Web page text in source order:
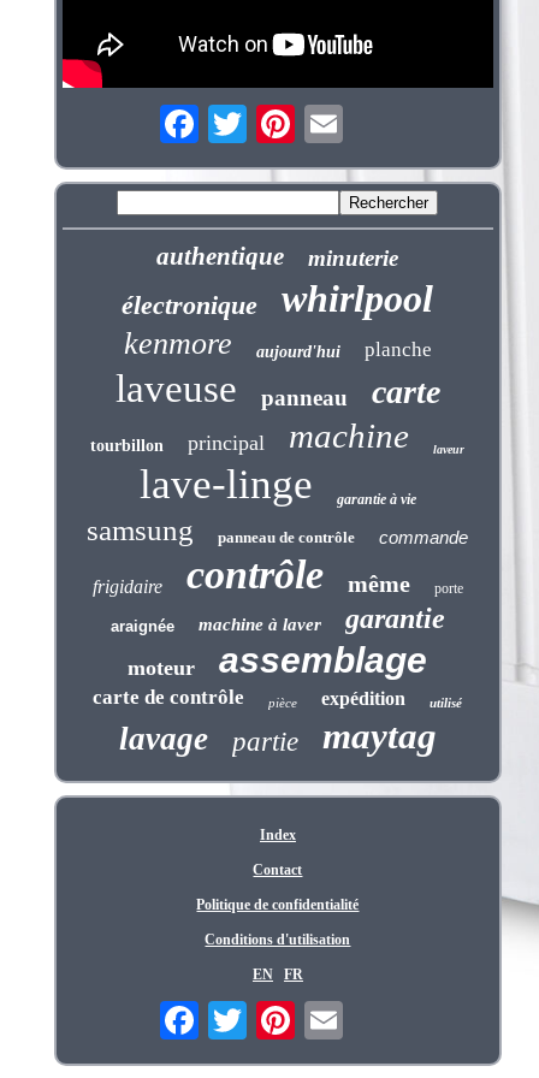
authentique minuterie
électronique whirlpool
kenmore aujourd'hui planche
laveuse panneau carte
tourbillon principal machine laveur
lave-linge garantie à vie
samsung panneau de contrôle commande
frigidaire contrôle même porte
araignée machine à laver garantie
moteur assemblage
carte de contrôle pièce expédition utilisé
lavage partie maytag
Index
Contact
Politique de confidentialité
Conditions d'utilisation
EN FR